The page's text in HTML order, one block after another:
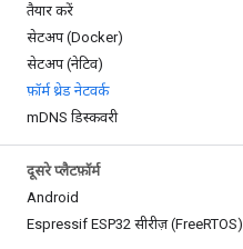
तैयार करें
सेटअप (Docker)
सेटअप (नेटिव)
फ़ॉर्म थ्रेड नेटवर्क
mDNS डिस्कवरी
दूसरे प्लैटफ़ॉर्म
Android
Espressif ESP32 सीरीज़ (FreeRTOS)